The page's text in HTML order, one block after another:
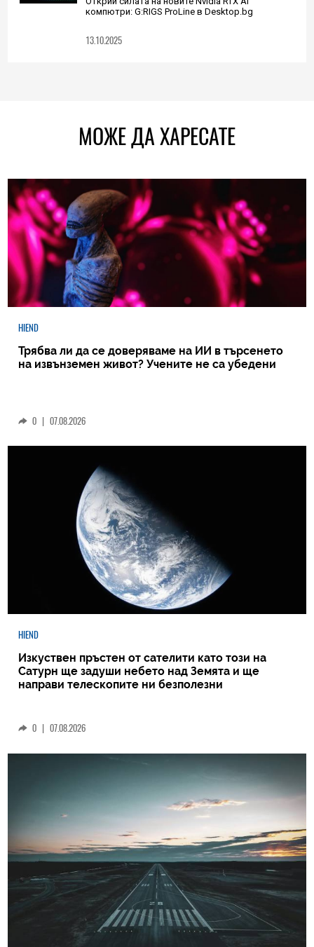
компютри: G:RIGS ProLine в Desktop.bg
13.10.2025
МОЖЕ ДА ХАРЕСАТЕ
HIEND
Трябва ли да се доверяваме на ИИ в търсенето
на извънземен живот? Учените не са убедени
0 | 07.08.2026
HIEND
Изкуствен пръстен от сателити като този на
Сатурн ще задуши небето над Земята и ще
направи телескопите ни безполезни
0 | 07.08.2026